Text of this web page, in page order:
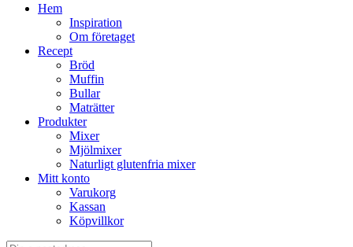
Hem
Inspiration
Om företaget
Recept
Bröd
Muffin
Bullar
Maträtter
Produkter
Mixer
Mjölmixer
Naturligt glutenfria mixer
Mitt konto
Varukorg
Kassan
Köpvillkor